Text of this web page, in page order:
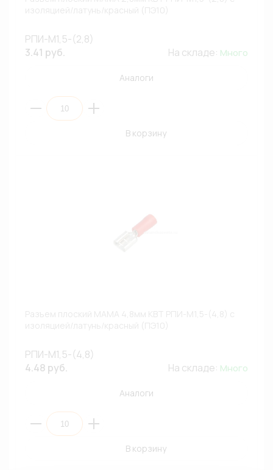
РПИ-М1,5-(2,8)
3.41 руб.
На складе: Много
Аналоги
В корзину
РПИ-М1,5-(4,8)
4.48 руб.
На складе: Много
Аналоги
В корзину